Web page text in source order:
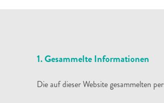
1. Gesammelte Informationen
Die auf dieser Website gesammelten